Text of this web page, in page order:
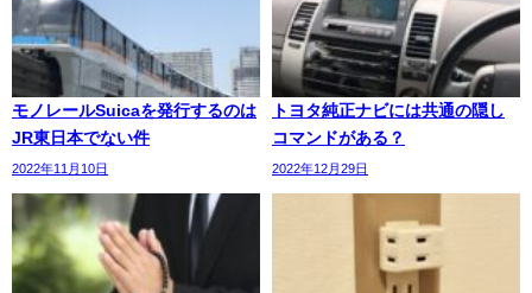
モノレールSuicaを発行するのは
JR東日本でない件
2022年11月10日
トヨタ純正ナビには共通の隠し
コマンドがある？
2022年12月29日